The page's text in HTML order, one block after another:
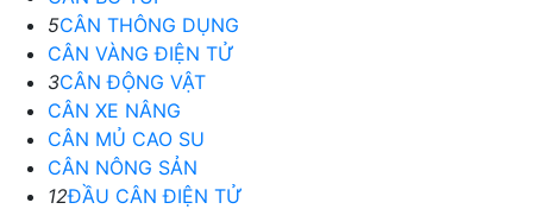
5CÂN THÔNG DỤNG
CÂN VÀNG ĐIỆN TỬ
3CÂN ĐỘNG VẬT
CÂN XE NÂNG
CÂN MỦ CAO SU
CÂN NÔNG SẢN
12ĐẦU CÂN ĐIỆN TỬ